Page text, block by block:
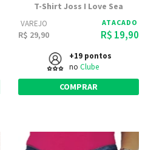
T-Shirt Joss I Love Sea
VAREJO
R$ 29,90
ATACADO
R$ 19,90
+19 pontos
no Clube
COMPRAR